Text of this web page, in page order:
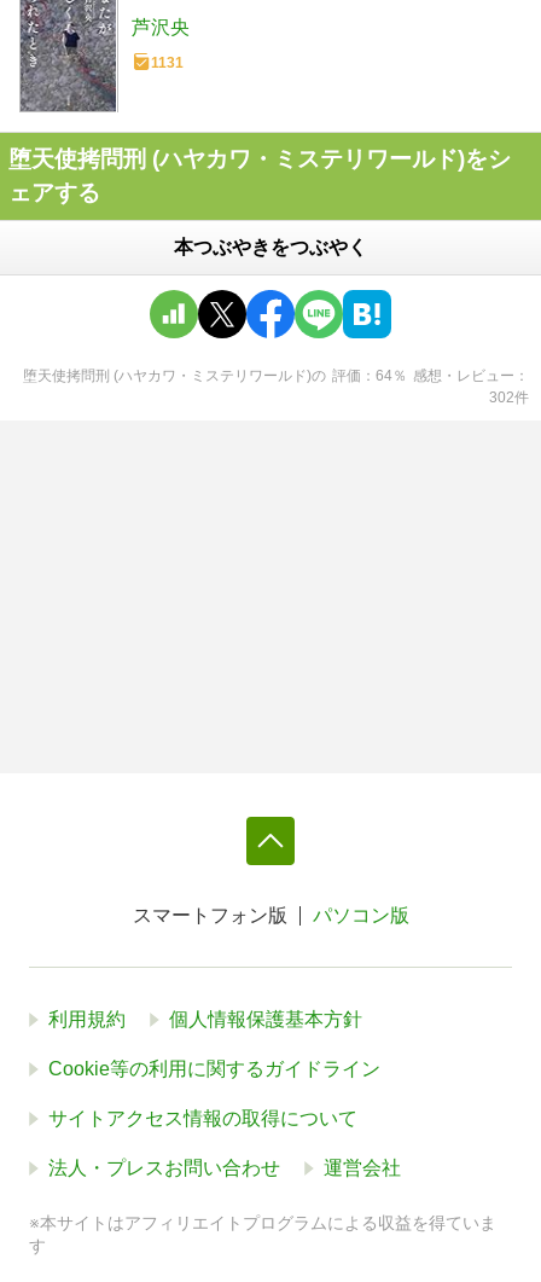
芦沢央
1131
堕天使拷問刑 (ハヤカワ・ミステリワールド)をシ
ェアする
本つぶやきをつぶやく
堕天使拷問刑 (ハヤカワ・ミステリワールド)の 評価 64％ 感想・レビュー
302件
スマートフォン版 パソコン版
利用規約 個人情報保護基本方針
Cookie等の利用に関するガイドライン
サイトアクセス情報の取得について
法人・プレスお問い合わせ 運営会社
※本サイトはアフィリエイトプログラムによる収益を得ていま
す